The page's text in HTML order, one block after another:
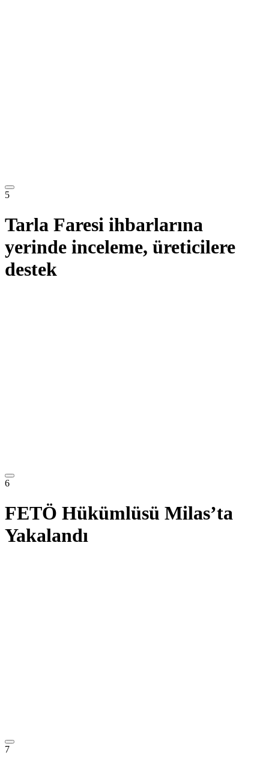
5
Tarla Faresi ihbarlarına
yerinde inceleme, üreticilere
destek
6
FETÖ Hükümlüsü Milas’ta
Yakalandı
7